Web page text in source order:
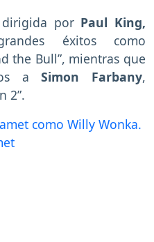
por Paul King,
éxitos como
the Bull”, mientras que
a Simon Farbany,
2”.